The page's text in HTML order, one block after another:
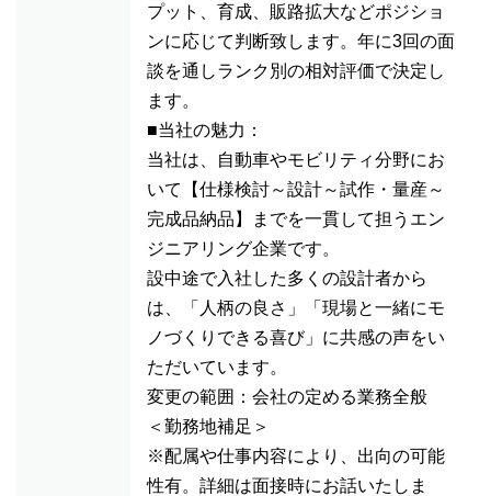
プット、育成、販路拡大などポジショ
ンに応じて判断致します。年に3回の面
談を通しランク別の相対評価で決定し
ます。
■当社の魅力：
当社は、自動車やモビリティ分野にお
いて【仕様検討～設計～試作・量産～
完成品納品】までを一貫して担うエン
ジニアリング企業です。
設中途で入社した多くの設計者から
は、「人柄の良さ」「現場と一緒にモ
ノづくりできる喜び」に共感の声をい
ただいています。
変更の範囲：会社の定める業務全般
＜勤務地補足＞
※配属や仕事内容により、出向の可能
性有。詳細は面接時にお話いたしま